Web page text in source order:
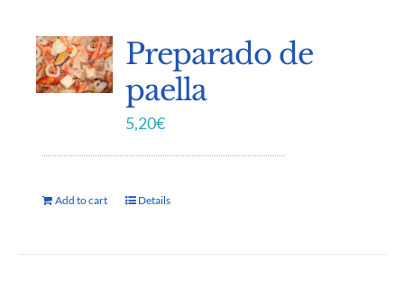
Preparado de
paella
5,20€
Add to cart Details